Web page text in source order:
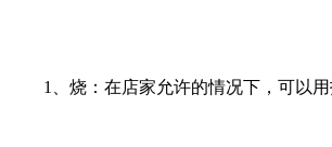
1、烧：在店家允许的情况下，可以用